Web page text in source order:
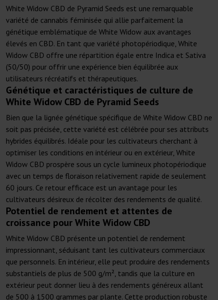
White Widow CBD de Pyramid Seeds est une remarquable
variété de cannabis féminisée qui allie parfaitement la
génétique emblématique de White Widow aux avantages
élevés en CBD. En tant que variété photopériodique, White
Widow CBD offre une répartition égale entre Indica et Sativa
(50/50) pour offrir une expérience bien équilibrée aux
utilisateurs récréatifs et thérapeutiques.
Génétique et caractéristiques de culture de
White Widow CBD de Pyramid Seeds
Bien que la lignée génétique spécifique de White Widow CBD ne
soit pas précisée, cette variété est célébrée pour ses attributs
hybrides équilibrés. Idéale pour les cultivateurs cherchant à
optimiser les conditions en intérieur ou en extérieur, White
Widow CBD prospère sous un cycle lumineux photopériodique
avec un temps de floraison relativement rapide de seulement
60 jours. Ce retour efficace est un avantage pour les
cultivateurs désireux de récolter des rendements de qualité.
Potentiel de rendement et attentes de
croissance pour White Widow CBD
White Widow CBD présente un potentiel de rendement
impressionnant, séduisant tant les cultivateurs commerciaux
que personnels. En intérieur, elle peut produire des rendements
substantiels de plus de 500 g/m², tandis que la culture en
extérieur peut donner lieu à des rendements généreux allant
de 500 à 1500 grammes par plante. Cette production robuste